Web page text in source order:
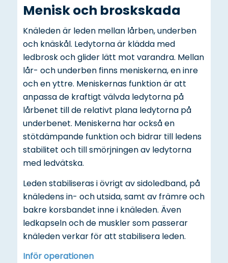
Menisk och broskskada
Knäleden är leden mellan lårben, underben
och knäskål. Ledytorna är klädda med
ledbrosk och glider lätt mot varandra. Mellan
lår- och underben finns meniskerna, en inre
och en yttre. Meniskernas funktion är att
anpassa de kraftigt välvda ledytorna på
lårbenet till de relativt plana ledytorna på
underbenet. Meniskerna har också en
stötdämpande funktion och bidrar till ledens
stabilitet och till smörjningen av ledytorna
med ledvätska.
Leden stabiliseras i övrigt av sidoledband, på
knäledens in- och utsida, samt av främre och
bakre korsbandet inne i knäleden. Även
ledkapseln och de muskler som passerar
knäleden verkar för att stabilisera leden.
Inför operationen